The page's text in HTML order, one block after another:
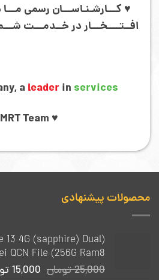
♥ کـــارشـنـاســـان رسمی
افــتــــخـــار در خــدمـــت
aleaderin services
♥ MRT Team ♥
محصولات پیشنهادی
13 4G (sapphire) Dual
QCN File (256G Ram8
25,000تومان قیمت
15,000